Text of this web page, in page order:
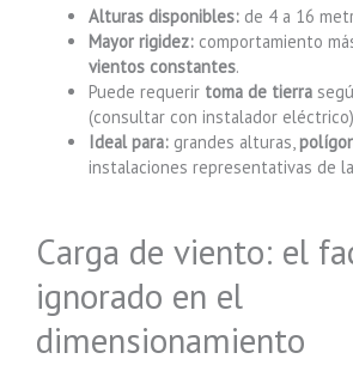
Alturas disponibles:de 4 a 16
Mayor rigidez:comportamiento
vientos constantes.
Puede requerir toma de tierra
(consultar con instalador
Ideal para:grandes alturas,
instalaciones representativas de
Carga de viento: el
ignorado en el
dimensionamiento